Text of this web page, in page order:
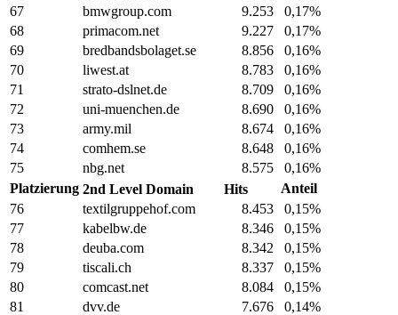
67
bmwgroup.com 9.253
0,17%
68
primacom.net 9.227
0,17%
69
bredbandsbolaget.se 8.856
0,16%
70
liwest.at 8.783
0,16%
71
strato-dslnet.de 8.709
0,16%
72
uni-muenchen.de 8.690
0,16%
73
army.mil 8.674
0,16%
74
comhem.se 8.648
0,16%
75
nbg.net 8.575
0,16%
Platzierung 2nd Level Domain Hits
Anteil
76
textilgruppehof.com 8.453
0,15%
77
kabelbw.de 8.346
0,15%
78
deuba.com 8.342
0,15%
79
tiscali.ch 8.337
0,15%
80
comcast.net 8.084
0,15%
81
dvv.de 7.676
0,14%